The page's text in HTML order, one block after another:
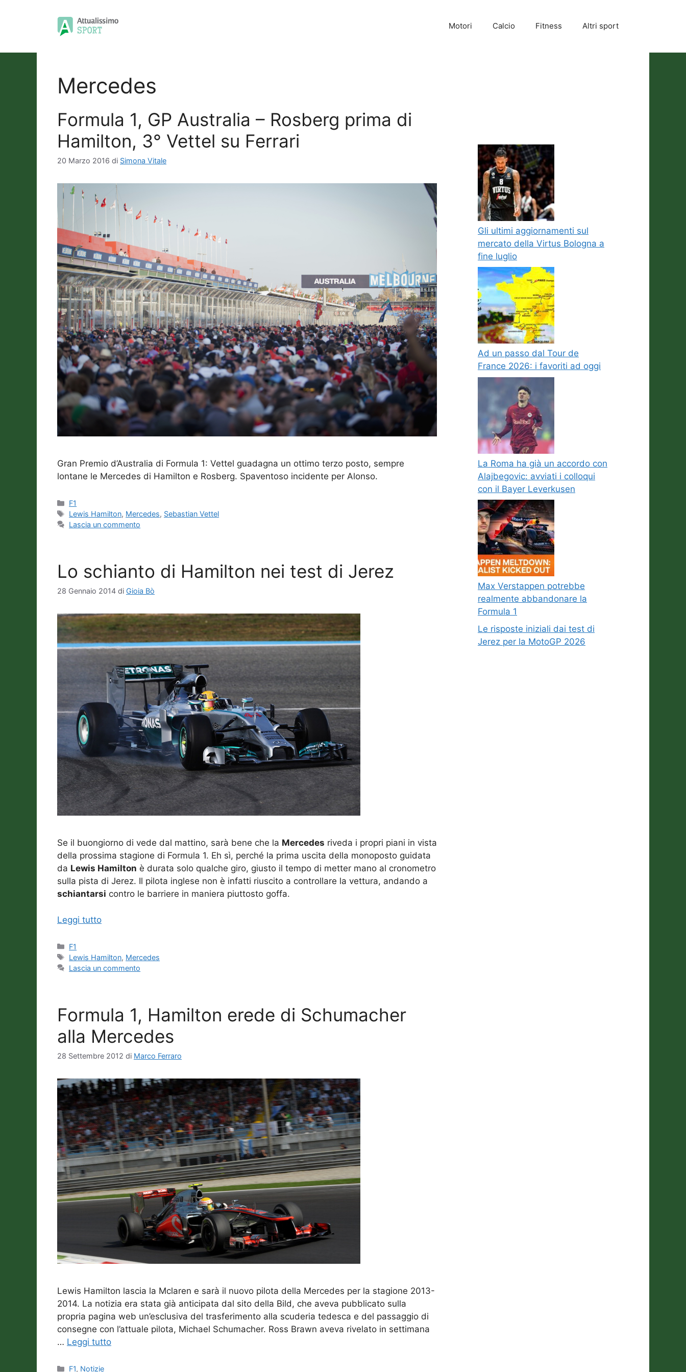
Motori Calcio Fitness Altri sport
Mercedes
Formula 1, GP Australia – Rosberg prima di
Hamilton, 3° Vettel su Ferrari
20 Marzo 2016 di Simona Vitale
Gran Premio d’Australia di Formula 1: Vettel guadagna un ottimo terzo posto, sempre
lontane le Mercedes di Hamilton e Rosberg. Spaventoso incidente per Alonso.
Categorie
F1
Tag
Lewis Hamilton, Mercedes, Sebastian Vettel
Lascia un commento
Lo schianto di Hamilton nei test di Jerez
28 Gennaio 2014 di Gioia Bò
Se il buongiorno di vede dal mattino, sarà bene che la Mercedes riveda i propri piani in vista
della prossima stagione di Formula 1. Eh sì, perché la prima uscita della monoposto guidata
da Lewis Hamilton è durata solo qualche giro, giusto il tempo di metter mano al cronometro
sulla pista di Jerez. Il pilota inglese non è infatti riuscito a controllare la vettura, andando a
schiantarsi contro le barriere in maniera piuttosto goffa.
Leggi tutto
Categorie
F1
Tag
Lewis Hamilton, Mercedes
Lascia un commento
Formula 1, Hamilton erede di Schumacher
alla Mercedes
28 Settembre 2012 di Marco Ferraro
Lewis Hamilton lascia la Mclaren e sarà il nuovo pilota della Mercedes per la stagione 2013-
2014. La notizia era stata già anticipata dal sito della Bild, che aveva pubblicato sulla
propria pagina web un’esclusiva del trasferimento alla scuderia tedesca e del passaggio di
consegne con l’attuale pilota, Michael Schumacher. Ross Brawn aveva rivelato in settimana
… Leggi tutto
Categorie
F1, Notizie
Gli ultimi aggiornamenti sul
mercato della Virtus Bologna a
fine luglio
Ad un passo dal Tour de
France 2026: i favoriti ad oggi
La Roma ha già un accordo con
Alajbegovic: avviati i colloqui
con il Bayer Leverkusen
Max Verstappen potrebbe
realmente abbandonare la
Formula 1
Le risposte iniziali dai test di
Jerez per la MotoGP 2026